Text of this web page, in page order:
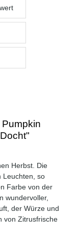
Herbst. Die
Leuchten, so
Farbe von der
wundervoller,
der Würze und
von Zitrusfrische